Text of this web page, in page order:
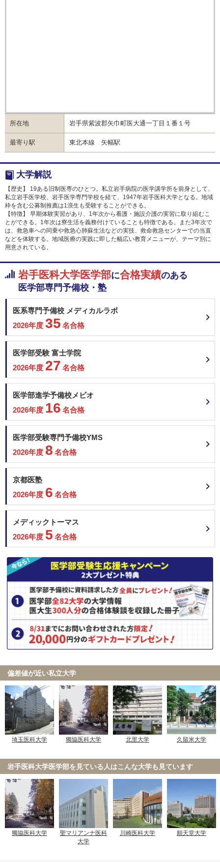
所在地 岩手県紫波郡矢巾町医大通一丁目１番１号
最寄り駅 東北本線 矢幅駅
大学解説
【歴史】 19ある旧制医専のひとつ。私立岩手病院の医学講学所を前身として、
私立岩手医学校、岩手医学専門学校を経て、1947年岩手医科大学となる。地域
枠を含む公募制推薦は1浪生も受験することができる。
【特徴】 早期体験実習があり、1年次から看護・施設介護の実習に取り組むこ
とができる。1年次は寮生活を義務付けていることも特徴である。また3年次で
は、救急車への同乗や救急心肺蘇生法などの実技、救命救急センターでの当直
などを体験する。地域医療の実践に即した幅広い教育メニューが、テーマ別に
用意されている。
岩手医科大学医学部に合格実績のある
医学部専門予備校・塾
医系専門予備校 メディカルラボ
2026年度 35 名合格
医学部受験 富士学院
2026年度 27 名合格
医学部進学予備校メビオ
2026年度 16 名合格
医学部受験専門予備校YMS
2026年度 8 名合格
京都医塾
2026年度 6 名合格
メディックトーマス
2026年度 5 名合格
偏差値が近い私立大学
埼玉医科大学 獨協医科大学 北里大学 久留米大学
岩手医科大学医学部を見ている人はこんな大学も見ています
獨協医科大学
聖マリアンナ医科
大学
川崎医科大学 順天堂大学